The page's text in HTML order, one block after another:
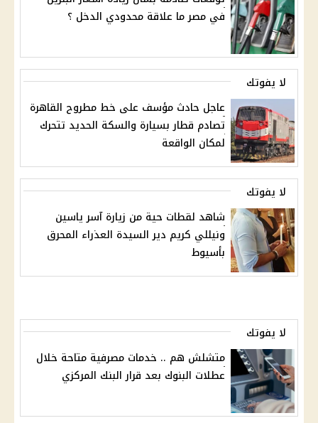
في مصر ما علاقة محدودي الدخل ؟
لا يفوتك
عاجل حادث مؤسف على خط مطروح القاهرة
تصادم قطار بسيارة والسكة الحديد تتحرك
لمكان الواقعة
لا يفوتك
شاهد لقطات حية من زيارة آسر ياسين
ونيللي كريم دير السيدة العذراء المحرق
بأسيوط
لا يفوتك
متشلش هم .. خدمات مصرفية متاحة خلال
عطلات البنوك بعد قرار البنك المركزي